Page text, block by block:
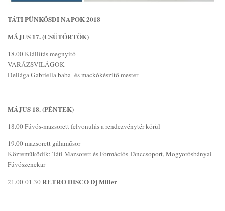
TÁTI PÜNKÖSDI NAPOK 2018
MÁJUS 17. (CSÜTÖRTÖK)
18.00 Kiállítás megnyitó
VARÁZSVILÁGOK
Deliága Gabriella baba- és mackókészítő mester
MÁJUS 18. (PÉNTEK)
18.00 Fúvós-mazsorett felvonulás a rendezvénytér körül
19.00 mazsorett gálaműsor
Közreműködik: Táti Mazsorett és Formációs Tánccsoport, Mogyorósbányai
Fúvószenekar
21.00-01.30RETRO DISCO Dj Miller